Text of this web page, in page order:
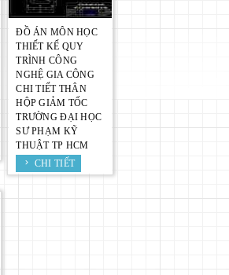
ĐỒ ÁN MÔN HỌC
THIẾT KẾ QUY
TRÌNH CÔNG
NGHỆ GIA CÔNG
CHI TIẾT THÂN
HỘP GIẢM TỐC
TRƯỜNG ĐẠI HỌC
SƯ PHẠM KỸ
THUẬT TP HCM
CHI TIẾT